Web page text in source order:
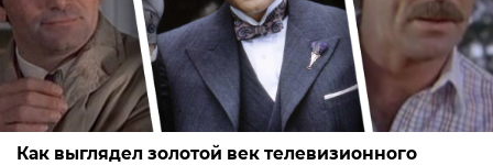
Как выглядел золотой век телевизионного